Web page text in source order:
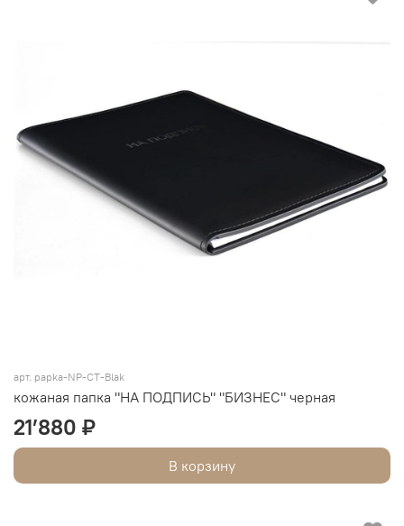
арт. papka-NP-CT-Blak
кожаная папка "НА ПОДПИСЬ" "БИЗНЕС" черная
21’880 ₽
В корзину